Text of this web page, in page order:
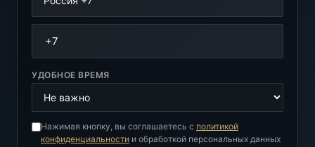
УДОБНОЕ ВРЕМЯ
Нажимая кнопку, вы соглашаетесь с политикой
конфиденциальности и обработкой персональных данных